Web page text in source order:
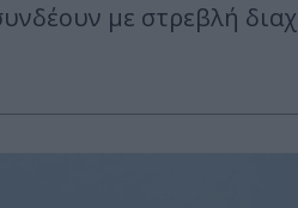
με στρεβλή